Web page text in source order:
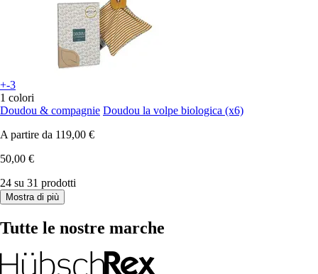
+-3
1 colori
Doudou & compagnie Doudou la volpe biologica (x6)
A partire da 119,00 €
50,00 €
24 su 31 prodotti
Mostra di più
Tutte le nostre marche